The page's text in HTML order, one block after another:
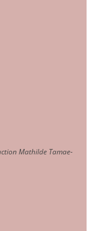
Mathilde Tamae-